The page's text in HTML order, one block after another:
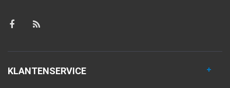
KLANTENSERVICE